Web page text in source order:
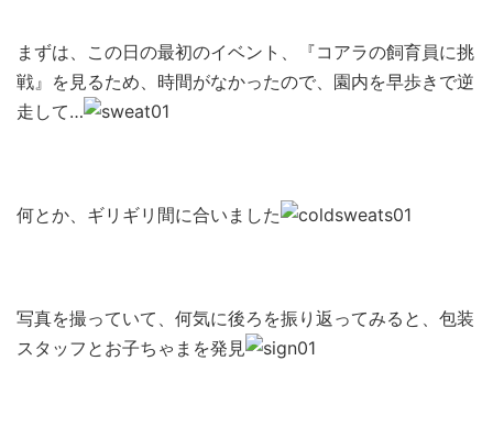
まずは、この日の最初のイベント、『コアラの飼育員に挑
戦』を見るため、時間がなかったので、園内を早歩きで逆
走して…
何とか、ギリギリ間に合いました
写真を撮っていて、何気に後ろを振り返ってみると、包装
スタッフとお子ちゃまを発見